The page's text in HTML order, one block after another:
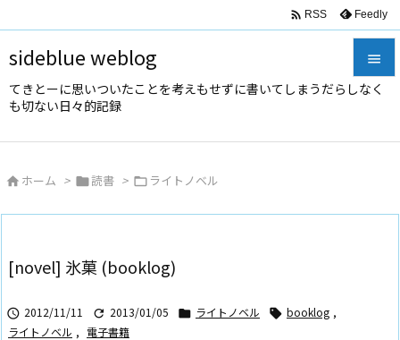
sideblue weblog
てきとーに思いついたことを考えもせずに書いてしまうだらしなく
も切ない日々的記録



 RSS Feedly
 ホーム > 読書 >  ライトノベル
[novel] 氷菓 (booklog)
 2012/11/11  2013/01/05  ライトノベル  booklog ,
ライトノベル , 電子書籍